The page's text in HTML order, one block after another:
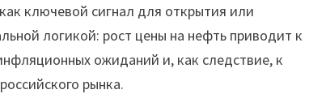
ключевой сигнал для открытия или
логикой: рост цены на нефть приводит к
ожиданий и, как следствие, к
рынка.